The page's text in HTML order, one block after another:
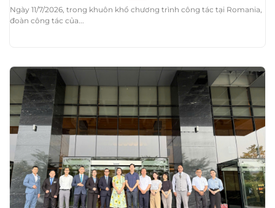
Ngày 11/7/2026, trong khuôn khổ chương trình công tác tại Romania,
đoàn công tác của...